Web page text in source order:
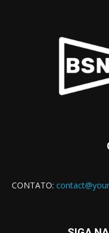
CONTATO: